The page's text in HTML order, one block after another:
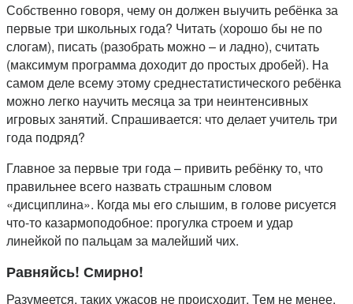
Собственно говоря, чему он должен выучить ребёнка за
первые три школьных года? Читать (хорошо бы не по
слогам), писать (разобрать можно – и ладно), считать
(максимум программа доходит до простых дробей). На
самом деле всему этому среднестатистического ребёнка
можно легко научить месяца за три неинтенсивных
игровых занятий. Спрашивается: что делает учитель три
года подряд?
Главное за первые три года – привить ребёнку то, что
правильнее всего назвать страшным словом
«дисциплина». Когда мы его слышим, в голове рисуется
что-то казармоподобное: прогулка строем и удар
линейкой по пальцам за малейший чих.
Равняйсь! Смирно!
Разумеется, таких ужасов не происходит. Тем не менее,